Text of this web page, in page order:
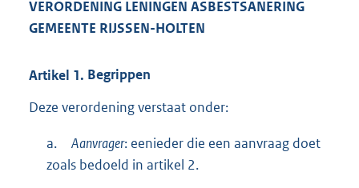
VERORDENING LENINGEN ASBESTSANERING
GEMEENTE RIJSSEN-HOLTEN
Artikel 1. Begrippen
Deze verordening verstaat onder:
a. Aanvrager: eenieder die een aanvraag doet
zoals bedoeld in artikel 2.